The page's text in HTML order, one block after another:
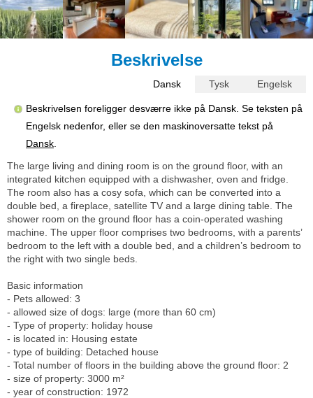
Beskrivelse
Dansk Tysk Engelsk
Beskrivelsen foreligger desværre ikke på Dansk. Se teksten på
Engelsk nedenfor, eller se den maskinoversatte tekst på
Dansk
The large living and dining room is on the ground floor, with an
integrated kitchen equipped with a dishwasher, oven and fridge.
The room also has a cosy sofa, which can be converted into a
double bed, a fireplace, satellite TV and a large dining table. The
shower room on the ground floor has a coin-operated washing
machine. The upper floor comprises two bedrooms, with a parents’
bedroom to the left with a double bed, and a children’s bedroom to
the right with two single beds.
Basic information
- Pets allowed: 3
- allowed size of dogs: large (more than 60 cm)
- Type of property: holiday house
- is located in: Housing estate
- type of building: Detached house
- Total number of floors in the building above the ground floor: 2
- size of property: 3000 m²
- year of construction: 1972